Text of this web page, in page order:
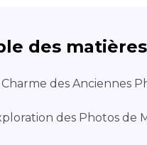
des matières
Charme des Anciennes
des Photos de